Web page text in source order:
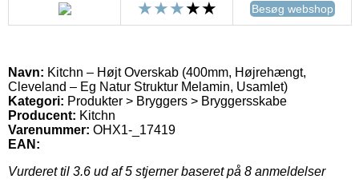
Besøg webshop
Navn: Kitchn – Højt Overskab (400mm, Højrehængt,
Cleveland – Eg Natur Struktur Melamin, Usamlet)
Kategori: Produkter > Bryggers > Bryggersskabe
Producent: Kitchn
Varenummer: OHX1-_17419
EAN:
Vurderet til 3.6 ud af 5 stjerner baseret på 8 anmeldelser